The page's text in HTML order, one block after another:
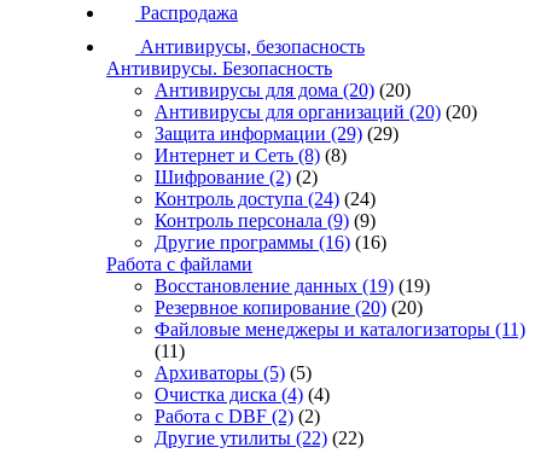
Распродажа
Антивирусы, безопасность
Антивирусы. Безопасность
Антивирусы для дома (20) (20)
Антивирусы для организаций (20) (20)
Защита информации (29) (29)
Интернет и Сеть (8) (8)
Шифрование (2) (2)
Контроль доступа (24) (24)
Контроль персонала (9) (9)
Другие программы (16) (16)
Работа с файлами
Восстановление данных (19) (19)
Резервное копирование (20) (20)
Файловые менеджеры и каталогизаторы (11)
(11)
Архиваторы (5) (5)
Очистка диска (4) (4)
Работа с DBF (2) (2)
Другие утилиты (22) (22)